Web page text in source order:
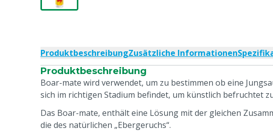
ProduktbeschreibungZusätzliche Informationen
Produktbeschreibung
Boar-mate wird verwendet, um zu bestimmen ob eine
sich im richtigen Stadium befindet, um künstlich befruchtet
Das Boar-mate, enthält eine Lösung mit der gleichen
die des natürlichen „Ebergeruchs“.